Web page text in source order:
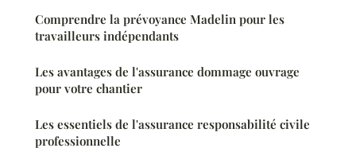
Comprendre la prévoyance Madelin pour les
travailleurs indépendants
Les avantages de l'assurance dommage ouvrage
pour votre chantier
Les essentiels de l'assurance responsabilité civile
professionnelle